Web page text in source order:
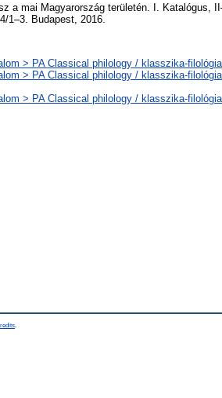
a mai Magyarország területén. I. Katalógus,
1–3. Budapest, 2016.
> PA Classical philology / klasszika-filológia
> PA Classical philology / klasszika-
> PA Classical philology / klasszika-